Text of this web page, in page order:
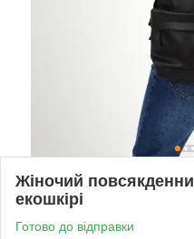
Жіночий
екошкірі
Готово до відправки